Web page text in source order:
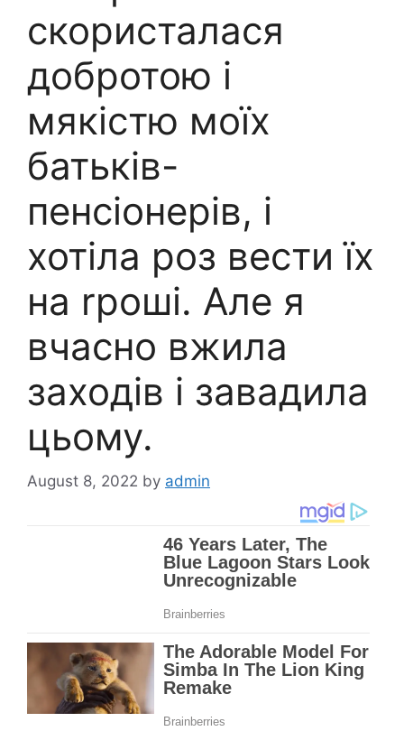
скористалася
добротою і
мякістю моїх
батьків-
пенсіонерів, і
хотіла роз вести їх
на rроші. Але я
вчасно вжила
заходів і завадила
цьому.
August 8, 2022 by admin